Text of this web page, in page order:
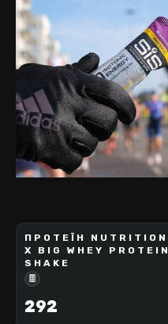
ВІДСУТНІЙ
ПРОТЕЇН NUTRITION
X BIG WHEY PROTEIN
SHAKE
🍫
292